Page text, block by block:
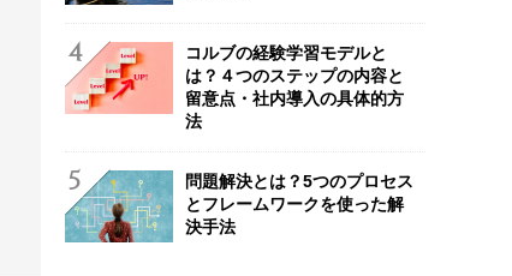
コルブの経験学習モデルと
は？４つのステップの内容と
留意点・社内導入の具体的方
法
問題解決とは？5つのプロセス
とフレームワークを使った解
決手法